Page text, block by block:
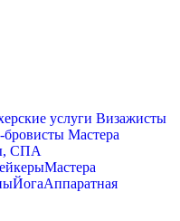
услуги Визажисты
бровисты Мастера
СПА
Мастера
ЙогаАппаратная